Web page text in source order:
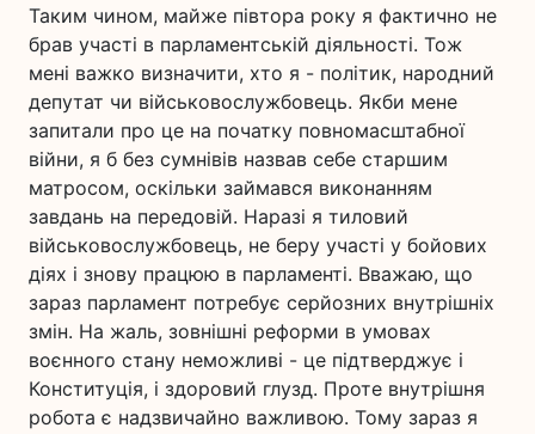
Таким чином, майже півтора року я фактично не
брав участі в парламентській діяльності. Тож
мені важко визначити, хто я - політик, народний
депутат чи військовослужбовець. Якби мене
запитали про це на початку повномасштабної
війни, я б без сумнівів назвав себе старшим
матросом, оскільки займався виконанням
завдань на передовій. Наразі я тиловий
військовослужбовець, не беру участі у бойових
діях і знову працюю в парламенті. Вважаю, що
зараз парламент потребує серйозних внутрішніх
змін. На жаль, зовнішні реформи в умовах
воєнного стану неможливі - це підтверджує і
Конституція, і здоровий глузд. Проте внутрішня
робота є надзвичайно важливою. Тому зараз я